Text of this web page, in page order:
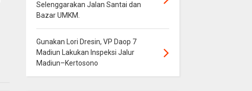
Selenggarakan Jalan Santai dan
Bazar UMKM.
Gunakan Lori Dresin, VP Daop 7
Madiun Lakukan Inspeksi Jalur
Madiun–Kertosono